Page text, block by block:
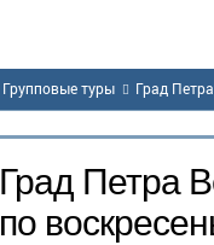
Групповые туры Град
Град Петра
по